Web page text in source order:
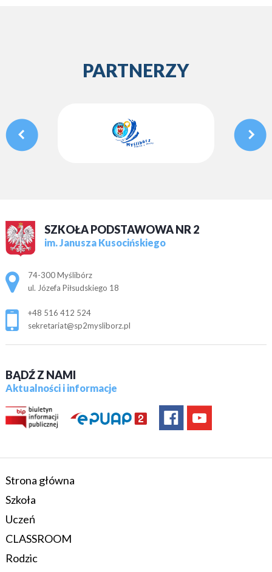
PARTNERZY
SZKOŁA PODSTAWOWA NR 2
im. Janusza Kusocińskiego
Adres pocztowy:
74-300 Myślibórz
ul. Józefa Piłsudskiego 18
+48 516 412 524
sekretariat@sp2mysliborz.pl
BĄDŹ Z NAMI
Aktualności i informacje
Strona główna
Szkoła
Uczeń
CLASSROOM
Rodzic